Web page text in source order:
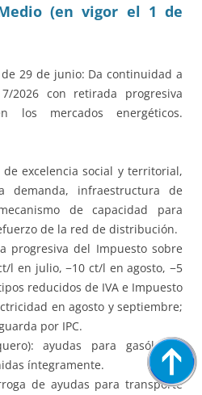
(en vigor el 1 de
de 29 de junio: Da continuidad a
2026 con retirada progresiva
los mercados energéticos.
de excelencia social y territorial,
demanda, infraestructura de
de capacidad para
de la red de distribución.
progresiva del Impuesto sobre
l en julio, −10 ct/l en agosto, −5
reducidos de IVA e Impuesto
en agosto y septiembre;
por IPC.
ayudas para gasóleo y
íntegramente.
de ayudas para transporte